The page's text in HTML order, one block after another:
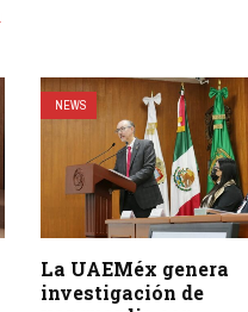
NEWS
La UAEMéx genera
investigación de